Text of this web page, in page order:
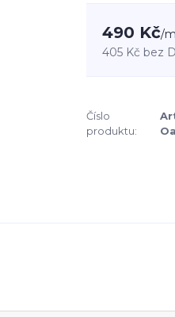
490 Kč/
405 Kč bez
Číslo
produktu: